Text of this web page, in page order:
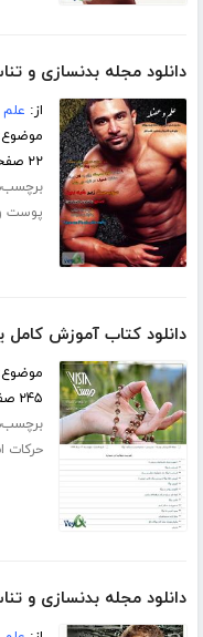
دانلود مجله بدنسازی و
از:
۲۲ صفحه
پوست
دانلود کتاب آموزش کامل
۲۴۵ صفحه
حرکات
دانلود مجله بدنسازی و